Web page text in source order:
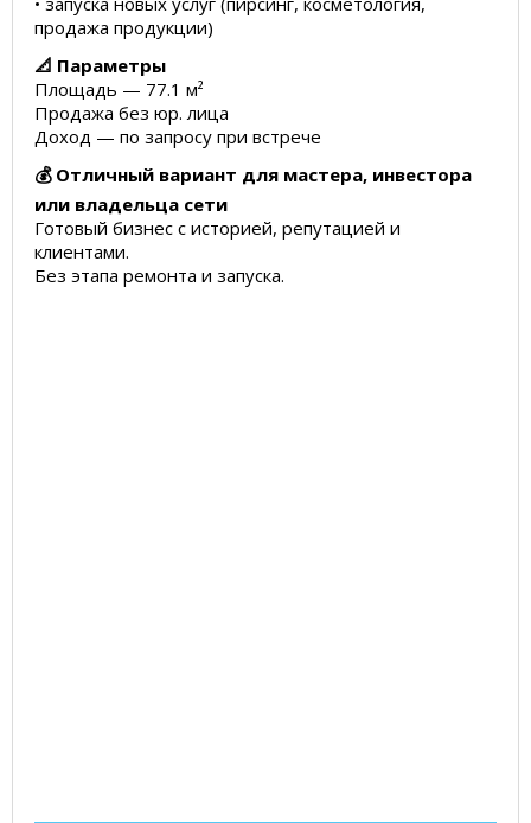
продажа продукции)
📐 Параметры
Площадь — 77.1 м²
Продажа без юр. лица
Доход — по запросу при встрече
💰 Отличный вариант для мастера, инвестора
или владельца сети
Готовый бизнес с историей, репутацией и
клиентами.
Без этапа ремонта и запуска.